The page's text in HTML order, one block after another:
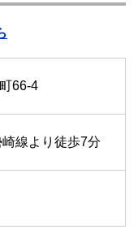
66-4
線より徒歩7分